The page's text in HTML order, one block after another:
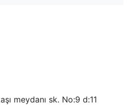
meydanı sk. No:9 d:11